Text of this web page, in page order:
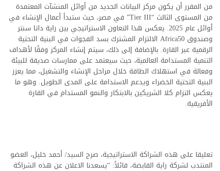
من المقرر أن يكون مركز البيانات الجديد من أوائل المنشآت المعتمدة
من المستوى الثالث “Tier III” في مصر، حيث ستبدأ أعمال الإنشاء في
أوائل عام 2025. يعكس هذا التعاون الاستراتيجي بين راية داتا سنتر
وصندوق Africa50 الالتزام المشترك بسد الفجوات في البنية التحتية
الرقمية عبر القارة. بالإضافة إلى ذلك، سيتم إنشاء المركز وفقًا لأهداف
التنمية المستدامة العالمية، حيث سيعتمد على ممارسات صديقة للبيئة
وفعالة في استهلاك الطاقة خلال مراحل الإنشاء والتشغيل، مما يعزز
البنية التحتية الخضراء ويدعم الاستدامة على المدى الطويل. وهو ما
يعكس التزام كلا الشريكين بالابتكار والنمو المستدام في القارة
الأفريقية.
تعليقا على هذه الشراكة الاستراتيجية، صرح السيد/ أحمد خليل، العضو
المنتدب لشركة راية القابضة، قائلاً: “يسعدنا الاعلان عن هذه الشراكة